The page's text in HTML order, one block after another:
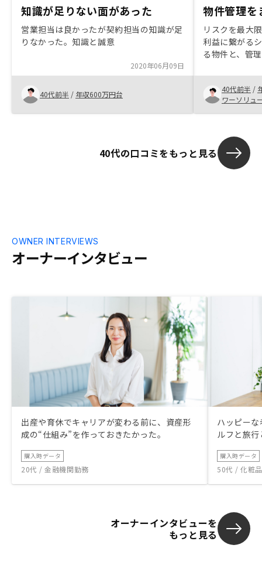
知識が足りない面があった
営業担当は良かったが契約担当の知識が足
りなかった。知識と誠意
2020年06月09日
40代前半 / 年収600万円台
物件管理を
リスクを最大
利益に繋がる
る物件と、管
管理なのでリ
た運営がされ
40代前半 /
ワーソリュ
40代の口コミをもっと見る
オーナーインタビュー
OWNER INTERVIEWS
出産や育休でキャリアが変わる前に、資産形
成の“仕組み”を作っておきたかった。
購入時データ
20代 / 金融機関勤務
ハッピー
ルフと旅
購入時データ
50代 / 化粧
オーナーインタビューを
もっと見る